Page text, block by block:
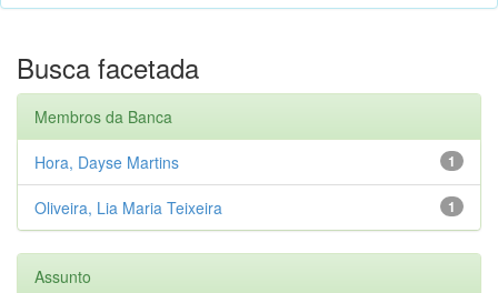
Busca facetada
Membros da Banca
1
Hora, Dayse Martins
1
Oliveira, Lia Maria Teixeira
Assunto